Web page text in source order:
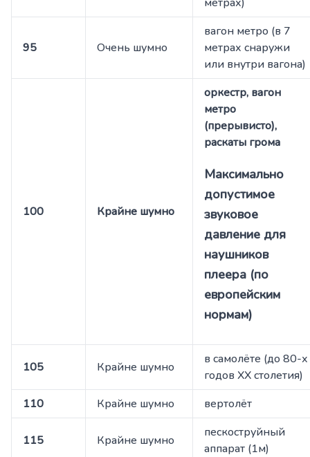
95 Очень шумно
вагон метро (в 7
метрах снаружи
или внутри вагона)
100 Крайне шумно
оркестр, вагон
метро
(прерывисто),
раскаты грома
Максимально
допустимое
звуковое
давление для
наушников
плеера (по
европейским
нормам)
105 Крайне шумно
в самолёте (до 80-х
годов ХХ столетия)
110
Крайне шумно вертолёт
115 Крайне шумно
пескоструйный
аппарат (1м)